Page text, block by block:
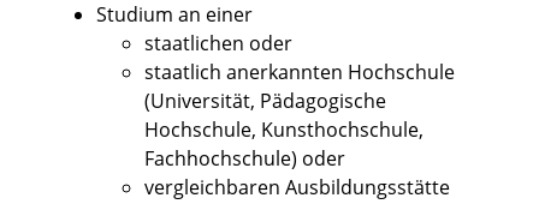
Studium an einer
staatlichen oder
staatlich anerkannten Hochschule
(Universität, Pädagogische
Hochschule, Kunsthochschule,
Fachhochschule) oder
vergleichbaren Ausbildungsstätte